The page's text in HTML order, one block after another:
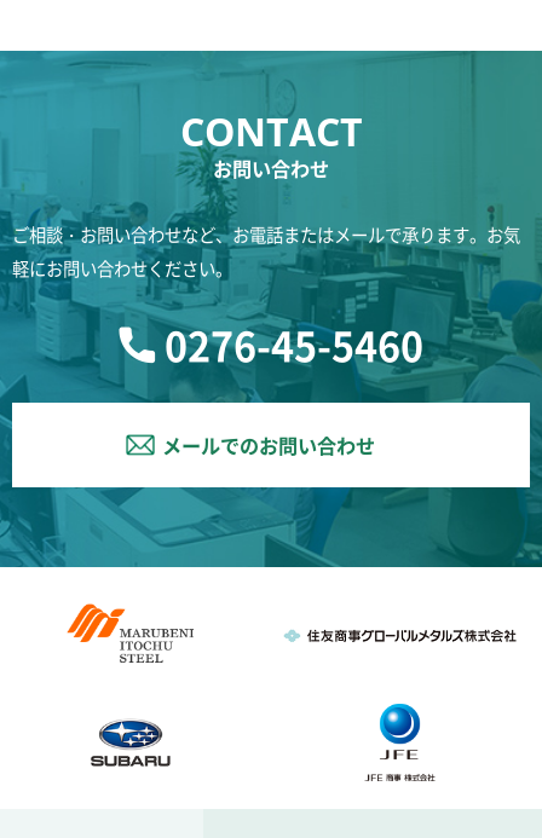
お問い合わせ
ご相談・お問い合わせなど、お電話またはメールで承ります。お気
軽にお問い合わせください。
0276-45-5460
メールでのお問い合わせ